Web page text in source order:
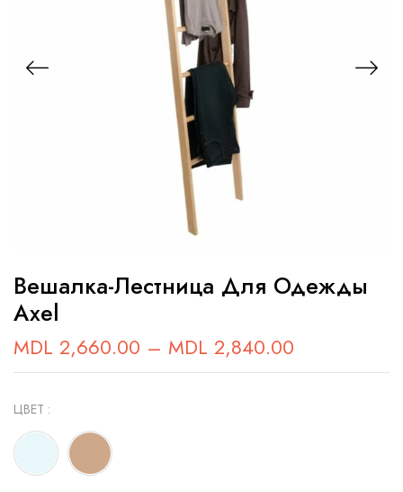
Вешалка-Лестница Для Одежды
Axel
MDL 2,660.00 – MDL 2,840.00
ЦВЕТ